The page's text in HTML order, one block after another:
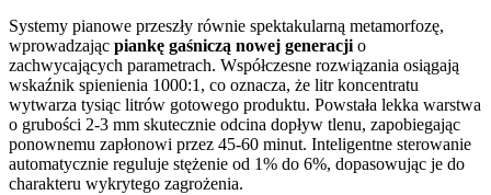
Systemy pianowe przeszły równie spektakularną metamorfozę,
wprowadzając piankę gaśniczą nowej generacji o
zachwycających parametrach. Współczesne rozwiązania osiągają
wskaźnik spienienia 1000:1, co oznacza, że litr koncentratu
wytwarza tysiąc litrów gotowego produktu. Powstała lekka warstwa
o grubości 2-3 mm skutecznie odcina dopływ tlenu, zapobiegając
ponownemu zapłonowi przez 45-60 minut. Inteligentne sterowanie
automatycznie reguluje stężenie od 1% do 6%, dopasowując je do
charakteru wykrytego zagrożenia.